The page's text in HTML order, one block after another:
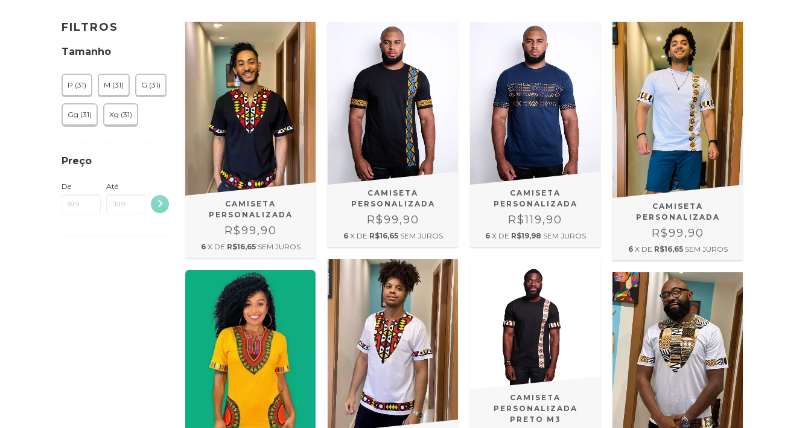
FILTROS
Tamanho
P (31) M (31) G (31)
Gg (31) Xg (31)
Preço
De
Até
CAMISETA
PERSONALIZADA
R$99,90
6 X DE R$16,65 SEM JUROS
CAMISETA
PERSONALIZADA
R$99,90
6 X DE R$16,65 SEM JUROS
CAMISETA
PERSONALIZADA
R$119,90
6 X DE R$19,98 SEM JUROS
CAMISETA
PERSONALIZADA
R$99,90
6 X DE R$16,65 SEM JUROS
CAMISETA
PERSONALIZADA
PRETO M3